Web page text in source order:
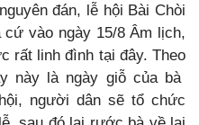
đán, lễ hội Bài Chòi
vào ngày 15/8 Âm lịch,
rất linh đình tại đây. Theo
này là ngày giỗ của bà
người dân sẽ tổ chức